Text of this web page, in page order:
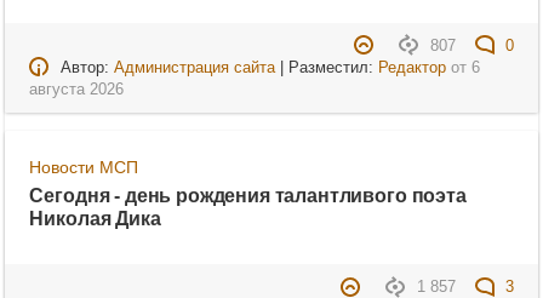
807
0
Автор: Администрация сайта| Разместил: Редакторот 6
августа 2026
Новости МСП
Сегодня - день рождения талантливого поэта
Николая Дика
1 857
3